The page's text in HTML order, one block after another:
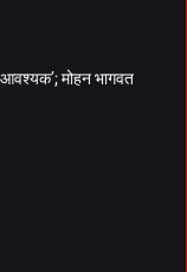
मोहन भागवत